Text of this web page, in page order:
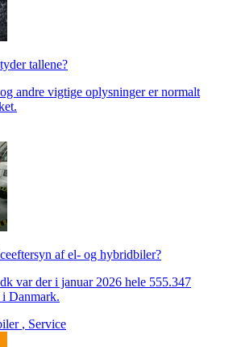
tallene?
andre vigtige oplysninger er normalt
af el- og hybridbiler?
var der i januar 2026 hele 555.347
i Danmark.
, Service